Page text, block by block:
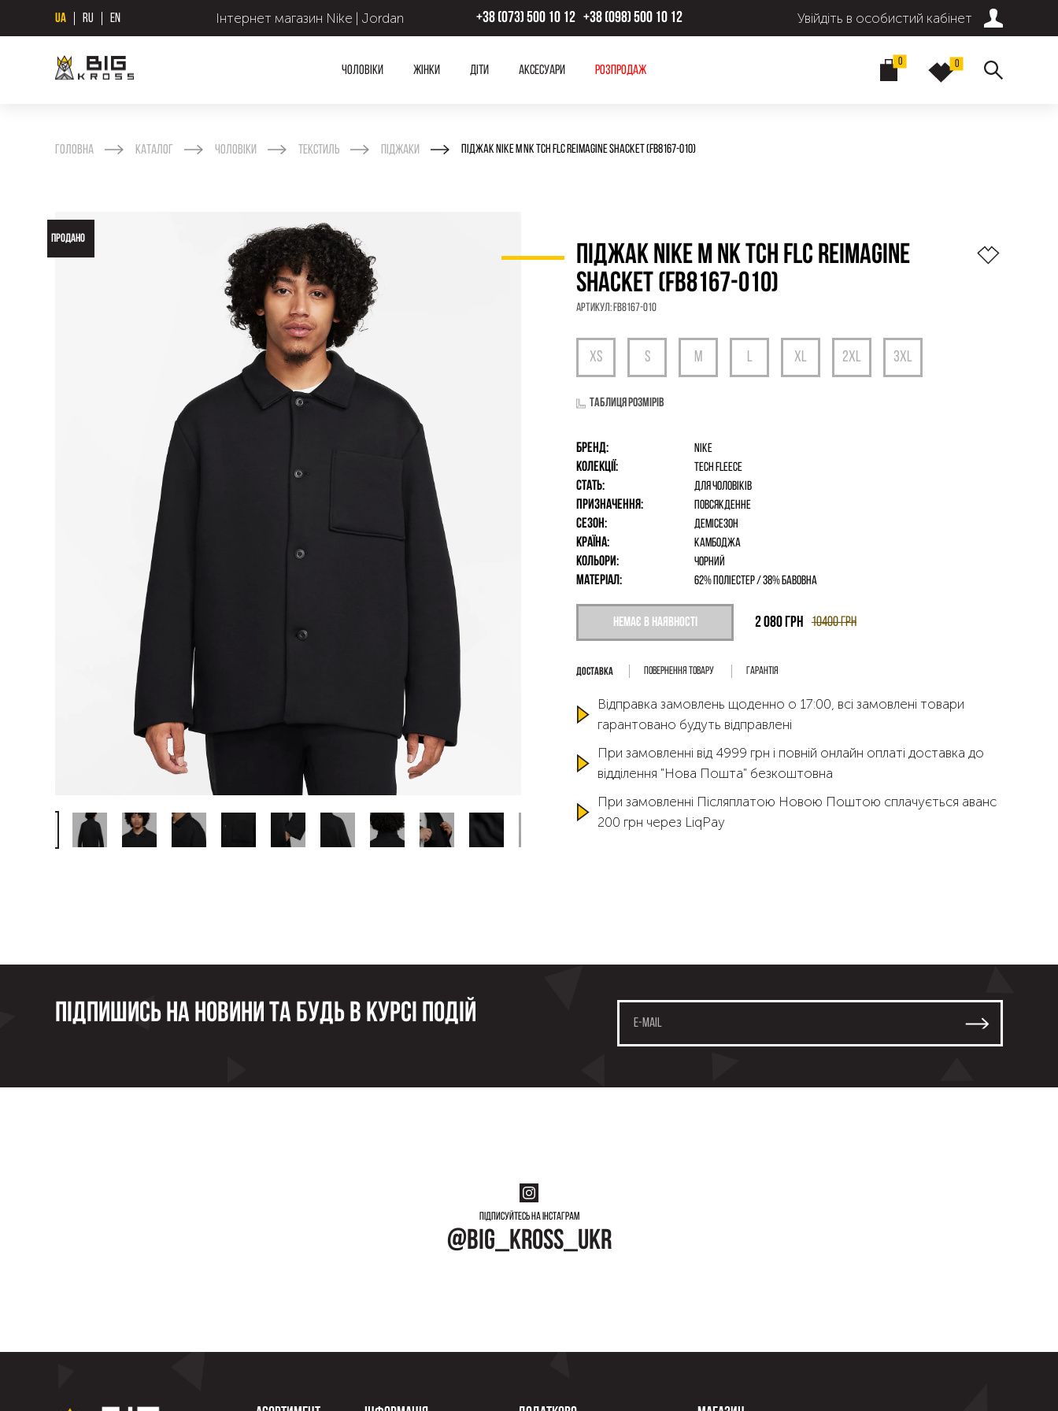
UA RU EN Інтернет магазин Nike | Jordan +38 (073) 500 10 12 +38 (098) 500 10 12 Увійдіть в особистий кабінет
Чоловіки Жінки Діти Аксесуари Розпродаж
0 0
Головна Каталог Чоловіки Текстиль Піджаки ПІДЖАК NIKE M NK TCH FLC REIMAGINE SHACKET (FB8167-010)
ПРОДАНО
ПІДЖАК NIKE M NK TCH FLC REIMAGINE
SHACKET (FB8167-010)
Артикул:FB8167-010
Таблиця розмірів
Бренд: Nike
Колекції: Tech Fleece
Стать: для чоловіків
Призначення: Повсякденне
Сезон: Демісезон
Країна: Камбоджа
Кольори: Чорний
Матеріал: 62% поліестер / 38% бавовна
Немає в наявності 10400грн
2 080 грн
Повернення товару Гарантія
Відправка замовлень щоденно о 17:00, всі замовлені товари
гарантовано будуть відправлені
При замовленні від 4999 грн і повній онлайн оплаті доставка до
відділення "Нова Пошта" безкоштовна
При замовленні Післяплатою Новою Поштою сплачується аванс
200 грн через LiqPay
Підпишись на новини та будь в курсі подій
Підписуйтесь на інстаграм
@big_kross_ukr